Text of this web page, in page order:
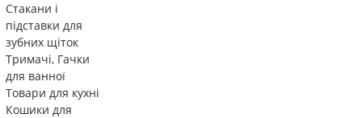
Стакани і
підставки для
зубних щіток
Тримачі, Гачки
для ванної
Товари для кухні
Кошики для